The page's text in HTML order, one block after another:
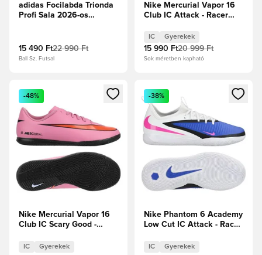
adidas Focilabda Trionda
Profi Sala 2026-os
15 490 Ft22 990 Ft
Ball Sz. Futsal
Nike Mercurial Vapor 16
Club IC Attack - Racer
IC Gyerekek
15 990 Ft20 999 Ft
Sok méretben kapható
Megnyit egy modált a bejelentkezéshez vagy a tagként
-48%
Nike Mercurial Vapor 16
Club IC Scary Good -
Flamingo/Fekete/Total
IC Gyerekek
Megnyit egy modált a
-38%
Nike Phantom 6 Academy
Low Cut IC Attack - Racer
Gyerek
IC Gyerekek